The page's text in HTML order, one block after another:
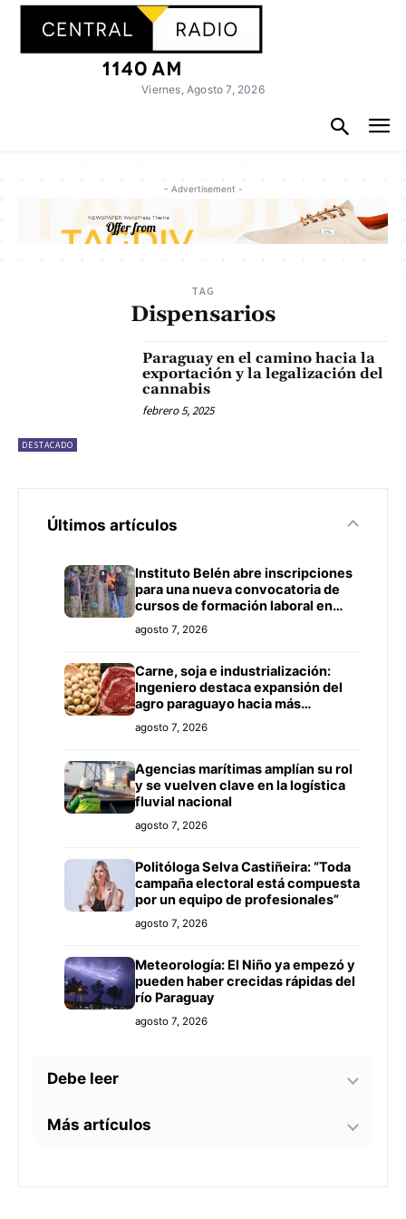
Viernes, Agosto 7, 2026
- Advertisement -
TAG
Dispensarios
DESTACADO
Paraguay en el camino hacia la
exportación y la legalización del
cannabis
febrero 5, 2025
Últimos artículos
Instituto Belén abre inscripciones
para una nueva convocatoria de
cursos de formación laboral en
Concepción
agosto 7, 2026
Carne, soja e industrialización:
Ingeniero destaca expansión del
agro paraguayo hacia más
mercados
agosto 7, 2026
Agencias marítimas amplían su rol
y se vuelven clave en la logística
fluvial nacional
agosto 7, 2026
Politóloga Selva Castiñeira: “Toda
campaña electoral está compuesta
por un equipo de profesionales”
agosto 7, 2026
Meteorología: El Niño ya empezó y
pueden haber crecidas rápidas del
río Paraguay
agosto 7, 2026
Debe leer
Tecnología y BIM ganan terreno en
Más artículos